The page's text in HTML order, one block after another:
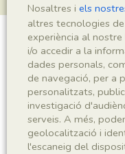
Sigla
MNHN 17224
Nosaltres i els
altres tecnologies
experiència al
i/o accedir a la
dades personals,
de navegació, per a
personalitzats,
investigació
serveis. A més,
geolocalització i
l'escaneig del